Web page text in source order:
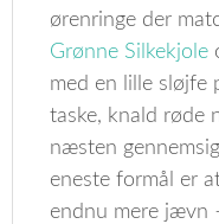
ørenringe der
Grønne Silkekjole
med en lille sløjfe
taske, knald røde
næsten
eneste formål er
endnu mere jævn